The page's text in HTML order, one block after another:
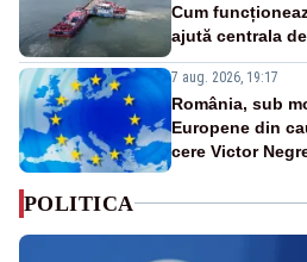
Cum
ajută centrala
7 aug. 2026, 19:17
România, sub
Europene din
cere Victor
POLITICA